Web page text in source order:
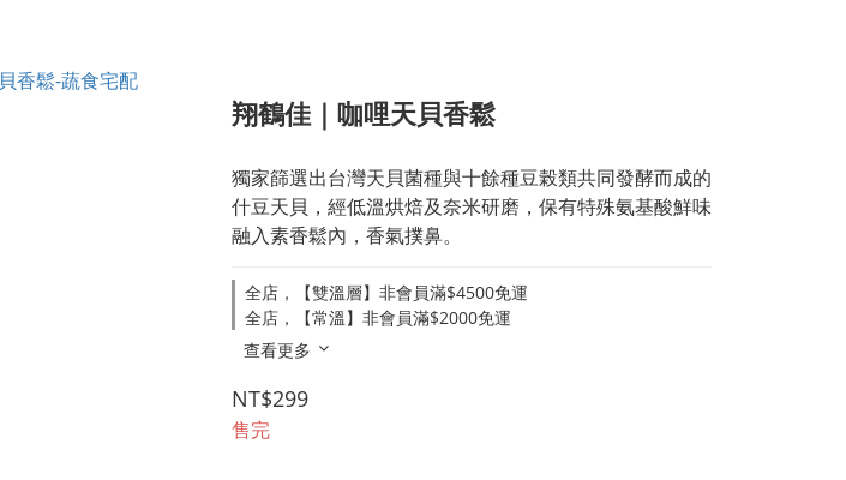
翔鶴佳｜咖哩天貝香鬆
獨家篩選出台灣天貝菌種與十餘種豆榖類共同發酵而成的
什豆天貝，經低溫烘焙及奈米研磨，保有特殊氨基酸鮮味
融入素香鬆內，香氣撲鼻。
全店，【雙溫層】非會員滿$4500免運
全店，【常溫】非會員滿$2000免運
查看更多
NT$299
售完